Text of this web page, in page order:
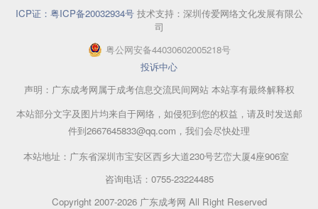
ICP证：粤ICP备20032934号技术支持：深圳传爱网络文化发展有限公
司
粤公网安备44030602005218号
投诉中心
声明：广东成考网属于成考信息交流民间网站 本站享有最终解释权
本站部分文字及图片均来自于网络，如侵犯到您的权益，请及时发送邮
件到2667645833@qq.com，我们会尽快处理
本站地址：广东省深圳市宝安区西乡大道230号艺峦大厦4座906室
咨询电话：0755-23224485
Copyright 2007-2026 广东成考网 All Right Reserved